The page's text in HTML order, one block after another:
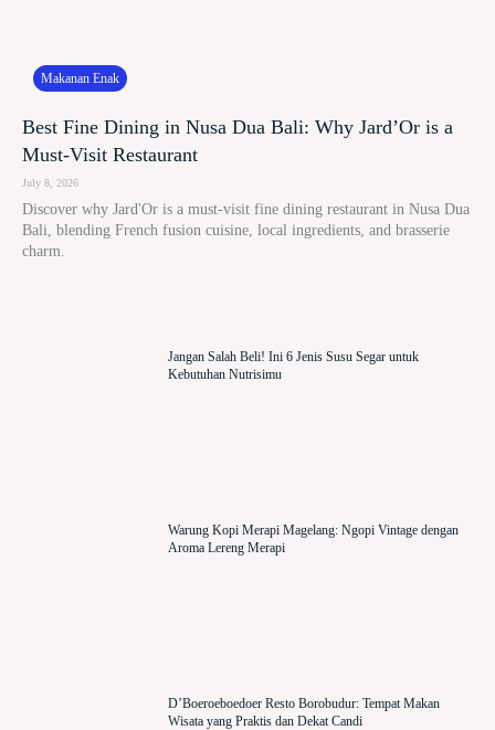
Makanan Enak
Best Fine Dining in Nusa Dua Bali: Why Jard’Or is a
Must-Visit Restaurant
July 8, 2026
Discover why Jard'Or is a must-visit fine dining restaurant in Nusa Dua
Bali, blending French fusion cuisine, local ingredients, and brasserie
charm.
Jangan Salah Beli! Ini 6 Jenis Susu Segar untuk
Kebutuhan Nutrisimu
Warung Kopi Merapi Magelang: Ngopi Vintage dengan
Aroma Lereng Merapi
D’Boeroeboedoer Resto Borobudur: Tempat Makan
Wisata yang Praktis dan Dekat Candi